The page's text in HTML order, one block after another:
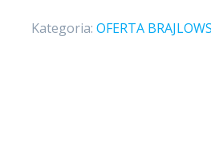
Boga.
Kategoria: OFERTA